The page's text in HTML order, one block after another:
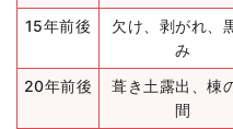
15年前後
欠け、剥がれ、
み
20年前後
葺き土露出、棟
間